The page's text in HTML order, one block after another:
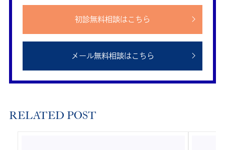
初診無料相談はこちら
メール無料相談はこちら
RELATED POST